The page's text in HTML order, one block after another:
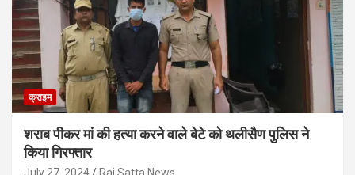
क्राइम
शराब पीकर मां की हत्या करने वाले बेटे को थलीसैण पुलिस ने
किया गिरफ्तार
July 27, 2024 Raj Satta News